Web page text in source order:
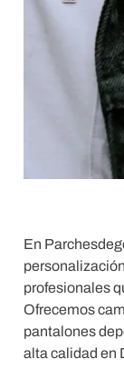
En
profesionales
Ofrecemos
pantalones
alta calidad en